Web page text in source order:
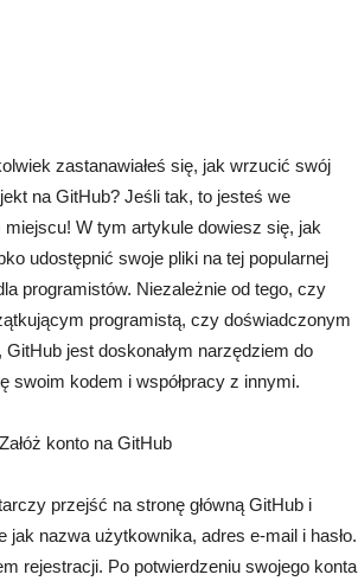
zastanawiałeś się, jak wrzucić swój
na GitHub? Jeśli tak, to jesteś we
miejscu! W tym artykule dowiesz się, jak
udostępnić swoje pliki na tej popularnej
programistów. Niezależnie od tego, czy
programistą, czy doświadczonym
GitHub jest doskonałym narzędziem do
swoim kodem i współpracy z innymi.
konto na GitHub
przejść na stronę główną GitHub i
jak nazwa użytkownika, adres e-mail i hasło.
rejestracji. Po potwierdzeniu swojego konta